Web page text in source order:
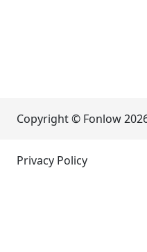
Copyright © Fonlow
Privacy Policy